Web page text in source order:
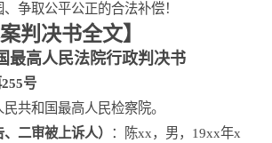
争取公平公正的合法补偿！
判决书全文】
最高人民法院行政判决书
号
共和国最高人民检察院。
二审被上诉人）
：陈xx，男，19xx年x